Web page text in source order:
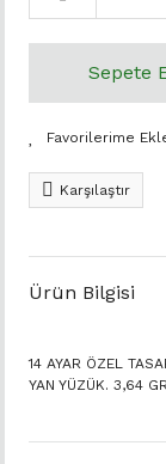
Sepete
Karşılaştır
Ürün Bilgisi
14 AYAR ÖZEL
YAN YÜZÜK. 3,64